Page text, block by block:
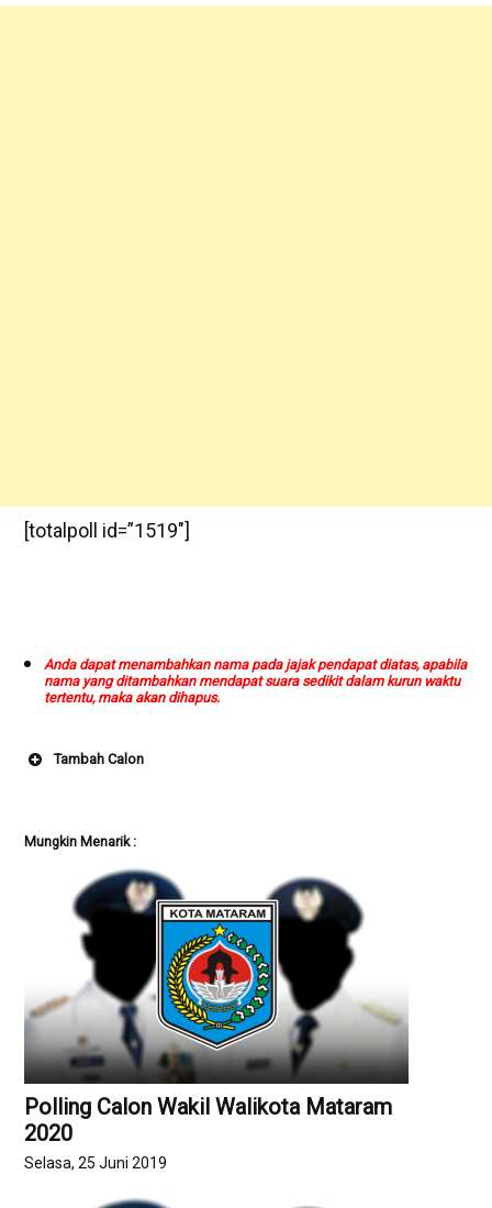
[totalpoll id=”1519″]
Anda dapat menambahkan nama pada jajak pendapat diatas, apabila
nama yang ditambahkan mendapat suara sedikit dalam kurun waktu
tertentu, maka akan dihapus.
Tambah Calon
Penjelasan singkat tentang calon yang
diusulkan
Mungkin Menarik :
Polling Calon Wakil Walikota Mataram
2020
Selasa, 25 Juni 2019